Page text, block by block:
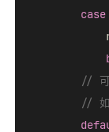
case
// 可
//